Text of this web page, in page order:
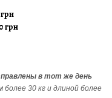
грн
в тот же день
30 кг и длиной более